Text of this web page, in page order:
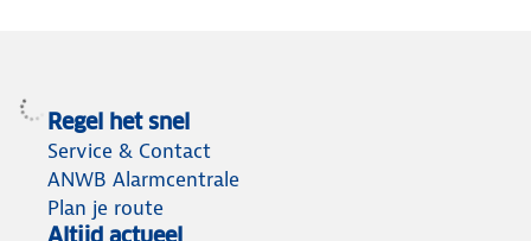
Regel het snel
Service & Contact
ANWB Alarmcentrale
Plan je route